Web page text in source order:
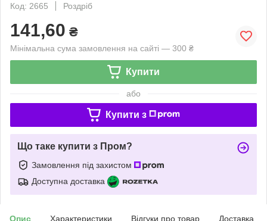
Код: 2665
Роздріб
141,60 ₴
Мінімальна сума замовлення на сайті — 300 ₴
Купити
або
Купити з
Що таке купити з Пром?
Замовлення під захистом
Доступна доставка
Опис Характеристики Відгуки про товар Доставка